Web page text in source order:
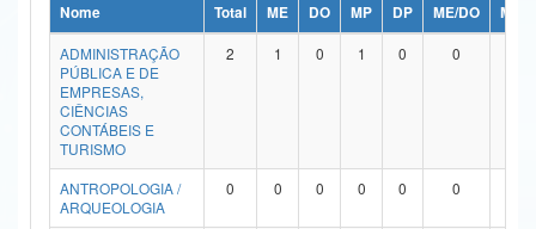
Ministério da Ciência, Tecnologia, Inovações e Comunicações
Ministério do Meio Ambiente
Ministério do Turismo
Ministério do Desenvolvimento Regional
Controladoria-Geral da União
Nome Total ME DO MP DP ME/DO
MP/
ADMINISTRAÇÃO
PÚBLICA E DE
EMPRESAS,
CIÊNCIAS
CONTÁBEIS E
TURISMO
2 1 0 1 0 0
ANTROPOLOGIA /
ARQUEOLOGIA
0 0 0 0 0 0